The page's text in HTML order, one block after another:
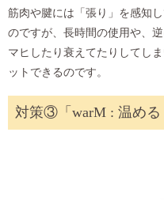
筋肉や腱には「張り」を感知
のですが、長時間の使用や、
マヒしたり衰えてたりしてし
ットできるのです。
対策③「warM : 温める